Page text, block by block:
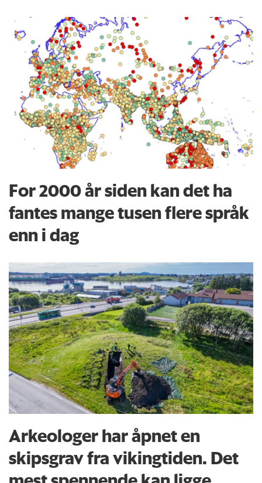
For 2000 år siden kan det ha
fantes mange tusen flere språk
enn i dag
Arkeologer har åpnet en
skipsgrav fra vikingtiden. Det